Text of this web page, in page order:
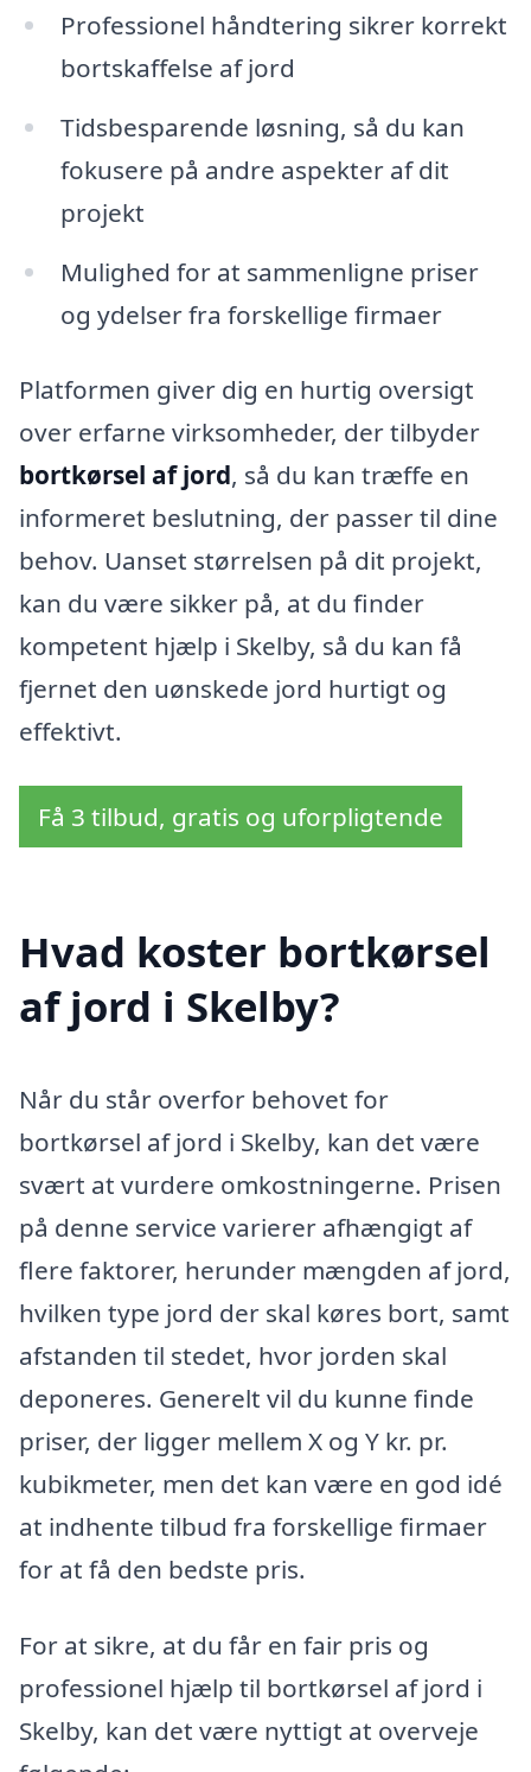
Professionel håndtering sikrer korrekt
bortskaffelse af jord
Tidsbesparende løsning, så du kan
fokusere på andre aspekter af dit
projekt
Mulighed for at sammenligne priser
og ydelser fra forskellige firmaer
Platformen giver dig en hurtig oversigt
over erfarne virksomheder, der tilbyder
bortkørsel af jord, så du kan træffe en
informeret beslutning, der passer til dine
behov. Uanset størrelsen på dit projekt,
kan du være sikker på, at du finder
kompetent hjælp i Skelby, så du kan få
fjernet den uønskede jord hurtigt og
effektivt.
Få 3 tilbud, gratis og uforpligtende
Hvad koster bortkørsel
af jord i Skelby?
Når du står overfor behovet for
bortkørsel af jord i Skelby, kan det være
svært at vurdere omkostningerne. Prisen
på denne service varierer afhængigt af
flere faktorer, herunder mængden af jord,
hvilken type jord der skal køres bort, samt
afstanden til stedet, hvor jorden skal
deponeres. Generelt vil du kunne finde
priser, der ligger mellem X og Y kr. pr.
kubikmeter, men det kan være en god idé
at indhente tilbud fra forskellige firmaer
for at få den bedste pris.
For at sikre, at du får en fair pris og
professionel hjælp til bortkørsel af jord i
Skelby, kan det være nyttigt at overveje